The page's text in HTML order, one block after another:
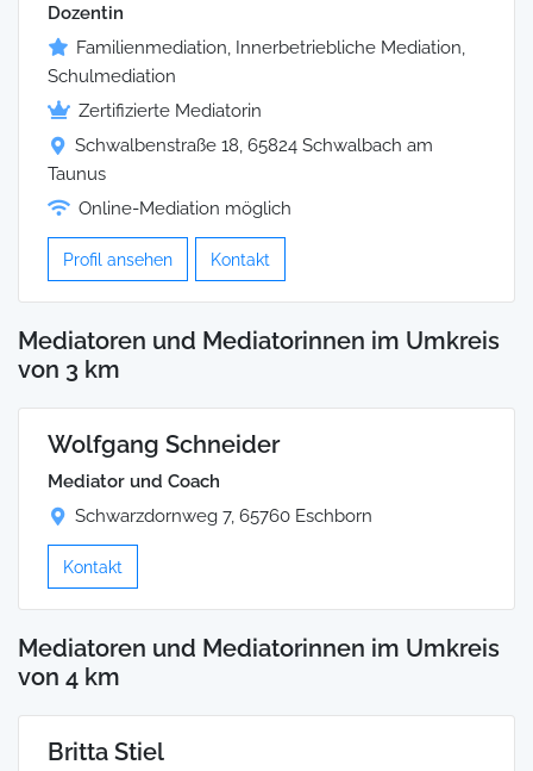
Dozentin
Familienmediation, Innerbetriebliche Mediation,
Schulmediation
Zertifizierte Mediatorin
Schwalbenstraße 18, 65824 Schwalbach am
Taunus
Online-Mediation möglich
Profil ansehen Kontakt
Mediatoren und Mediatorinnen im Umkreis
von 3 km
Wolfgang Schneider
Mediator und Coach
Schwarzdornweg 7, 65760 Eschborn
Kontakt
Mediatoren und Mediatorinnen im Umkreis
von 4 km
Britta Stiel